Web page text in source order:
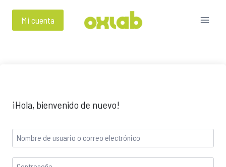
Mi cuenta
¡Hola, bienvenido de nuevo!